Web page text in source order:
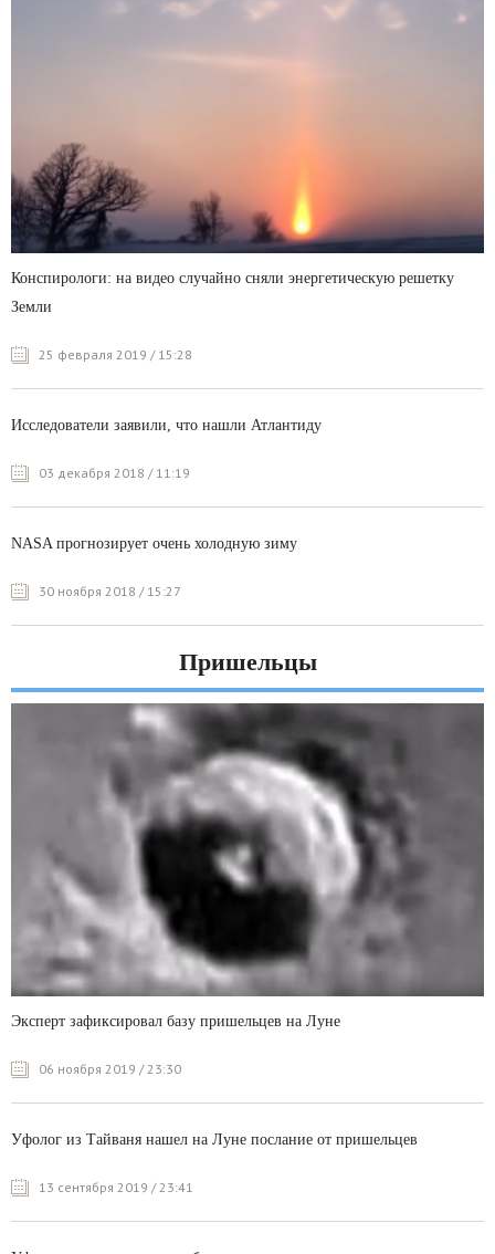
Конспирологи: на видео случайно сняли энергетическую решетку
Земли
25 февраля 2019 / 15:28
Исследователи заявили, что нашли Атлантиду
03 декабря 2018 / 11:19
NASA прогнозирует очень холодную зиму
30 ноября 2018 / 15:27
Пришельцы
Эксперт зафиксировал базу пришельцев на Луне
06 ноября 2019 / 23:30
Уфолог из Тайваня нашел на Луне послание от пришельцев
13 сентября 2019 / 23:41